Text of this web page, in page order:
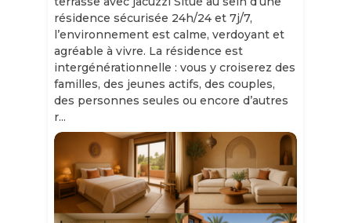
résidence sécurisée 24h/24 et 7j/7,
l’environnement est calme, verdoyant et
agréable à vivre. La résidence est
intergénérationnelle : vous y croiserez des
familles, des jeunes actifs, des couples,
des personnes seules ou encore d’autres
r...
Slide 1 of 11